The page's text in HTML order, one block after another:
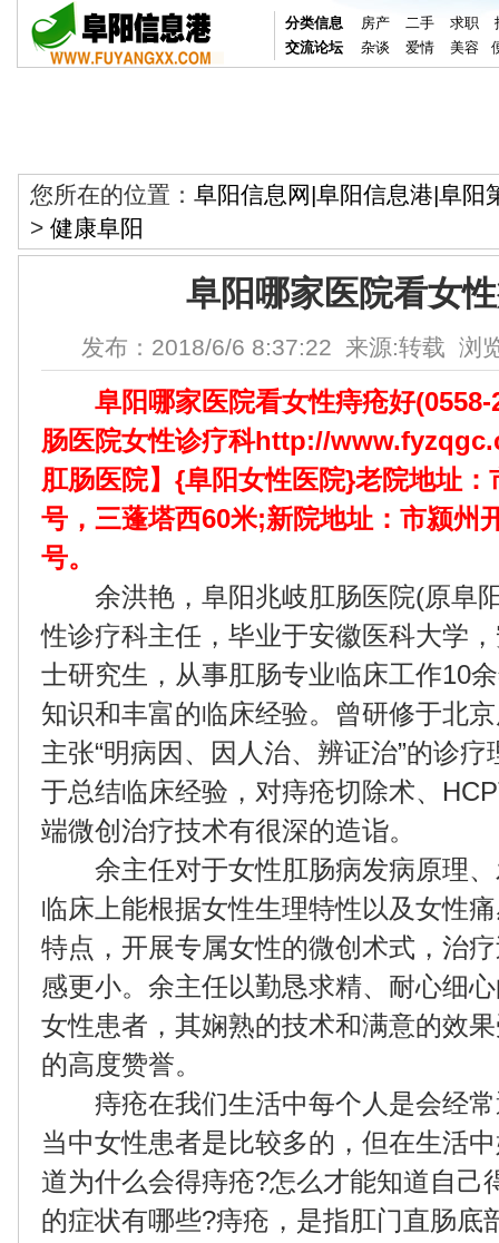
分类信息 房产 二手 求职
交流论坛
杂谈 爱情 美容
您所在的位置： 阜阳信息网|阜阳信息港|阜阳
> 健康阜阳
阜阳哪家医院看女
发布：2018/6/6 8:37:22 来源:转载 浏
阜阳哪家医院看女性痔疮好(0558-
肠医院女性诊疗科http://
肛肠医院】{阜阳女性医院}老院地址：
号，三蓬塔西60米;新院地址：市颍州
号。
余洪艳，阜阳兆岐肛肠医院(原阜
性诊疗科主任，毕业于安徽医科大学
士研究生，从事肛肠专业临床工作10
知识和丰富的临床经验。曾研修于北
主张“明病因、因人治、辨证治”的诊
于总结临床经验，对痔疮切除术、
端微创治疗技术有很深的造诣。
余主任对于女性肛肠病发病原理、
临床上能根据女性生理特性以及女性
特点，开展专属女性的微创术式，治
感更小。余主任以勤恳求精、耐心细
女性患者，其娴熟的技术和满意的效
的高度赞誉。
痔疮在我们生活中每个人是会经常
当中女性患者是比较多的，但在生活
道为什么会得痔疮?怎么才能知道自己
的症状有哪些?痔疮，是指肛门直肠底